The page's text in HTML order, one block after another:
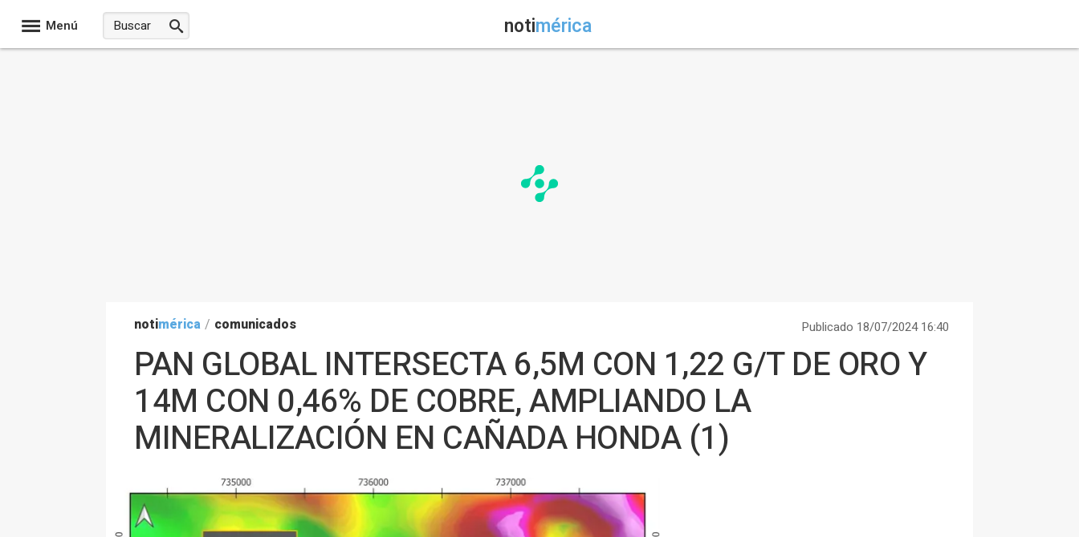
Menú notimérica
notimérica / comunicados Publicado 18/07/2024 16:40
PAN GLOBAL INTERSECTA 6,5M CON 1,22 G/T DE ORO Y
14M CON 0,46% DE COBRE, AMPLIANDO LA
MINERALIZACIÓN EN CAÑADA HONDA (1)